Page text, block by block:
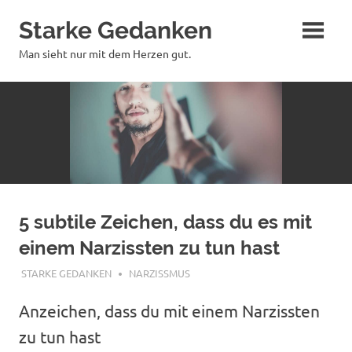
Inhalt
springen
Starke Gedanken
Man sieht nur mit dem Herzen gut.
5 subtile Zeichen, dass du es mit
einem Narzissten zu tun hast
JANUAR 8, 2020
STARKE GEDANKEN NARZISSMUS
Anzeichen, dass du mit einem Narzissten
zu tun hast